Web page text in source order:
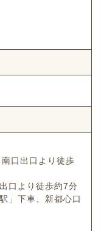
口出口より徒歩
口より徒歩約7分
」下車、新都心口